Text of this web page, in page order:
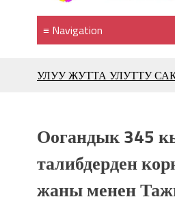
УЛУУ ЖУТТА УЛУТТУ
фонтанов в Royal Central
Аида САЛЯНОВА: "Кыргыз
союзунун президенти болуп
шайланышым сыймык жана
Оогандык 345
талибдерден
жаны менен